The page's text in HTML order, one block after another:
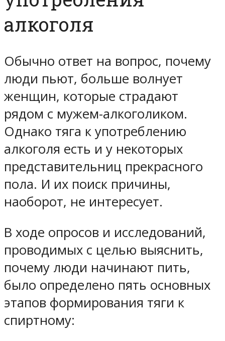
алкоголя
Обычно ответ на вопрос, почему
люди пьют, больше волнует
женщин, которые страдают
рядом с мужем-алкоголиком.
Однако тяга к употреблению
алкоголя есть и у некоторых
представительниц прекрасного
пола. И их поиск причины,
наоборот, не интересует.
В ходе опросов и исследований,
проводимых с целью выяснить,
почему люди начинают пить,
было определено пять основных
этапов формирования тяги к
спиртному: